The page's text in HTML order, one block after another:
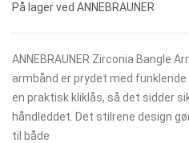
På lager ved ANNEBRAUNER
ANNEBRAUNER Zirconia Bangle
armbånd er prydet med funklende
en praktisk kliklås, så det sidder
håndleddet. Det stilrene design
til både